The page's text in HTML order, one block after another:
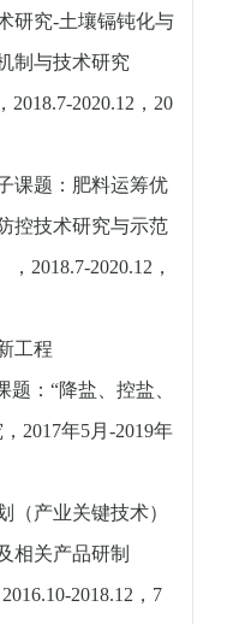
研究-土壤镉钝化与
制与技术研究
2018.7-2020.12， 20
课题：肥料运筹优
控技术研究与示范
， 2018.7-2020.12，
工程
题：“降盐、控盐、
2017年5月 -2019年
（产业关键技术）
相关产品研制
2016.10-2018.12， 7